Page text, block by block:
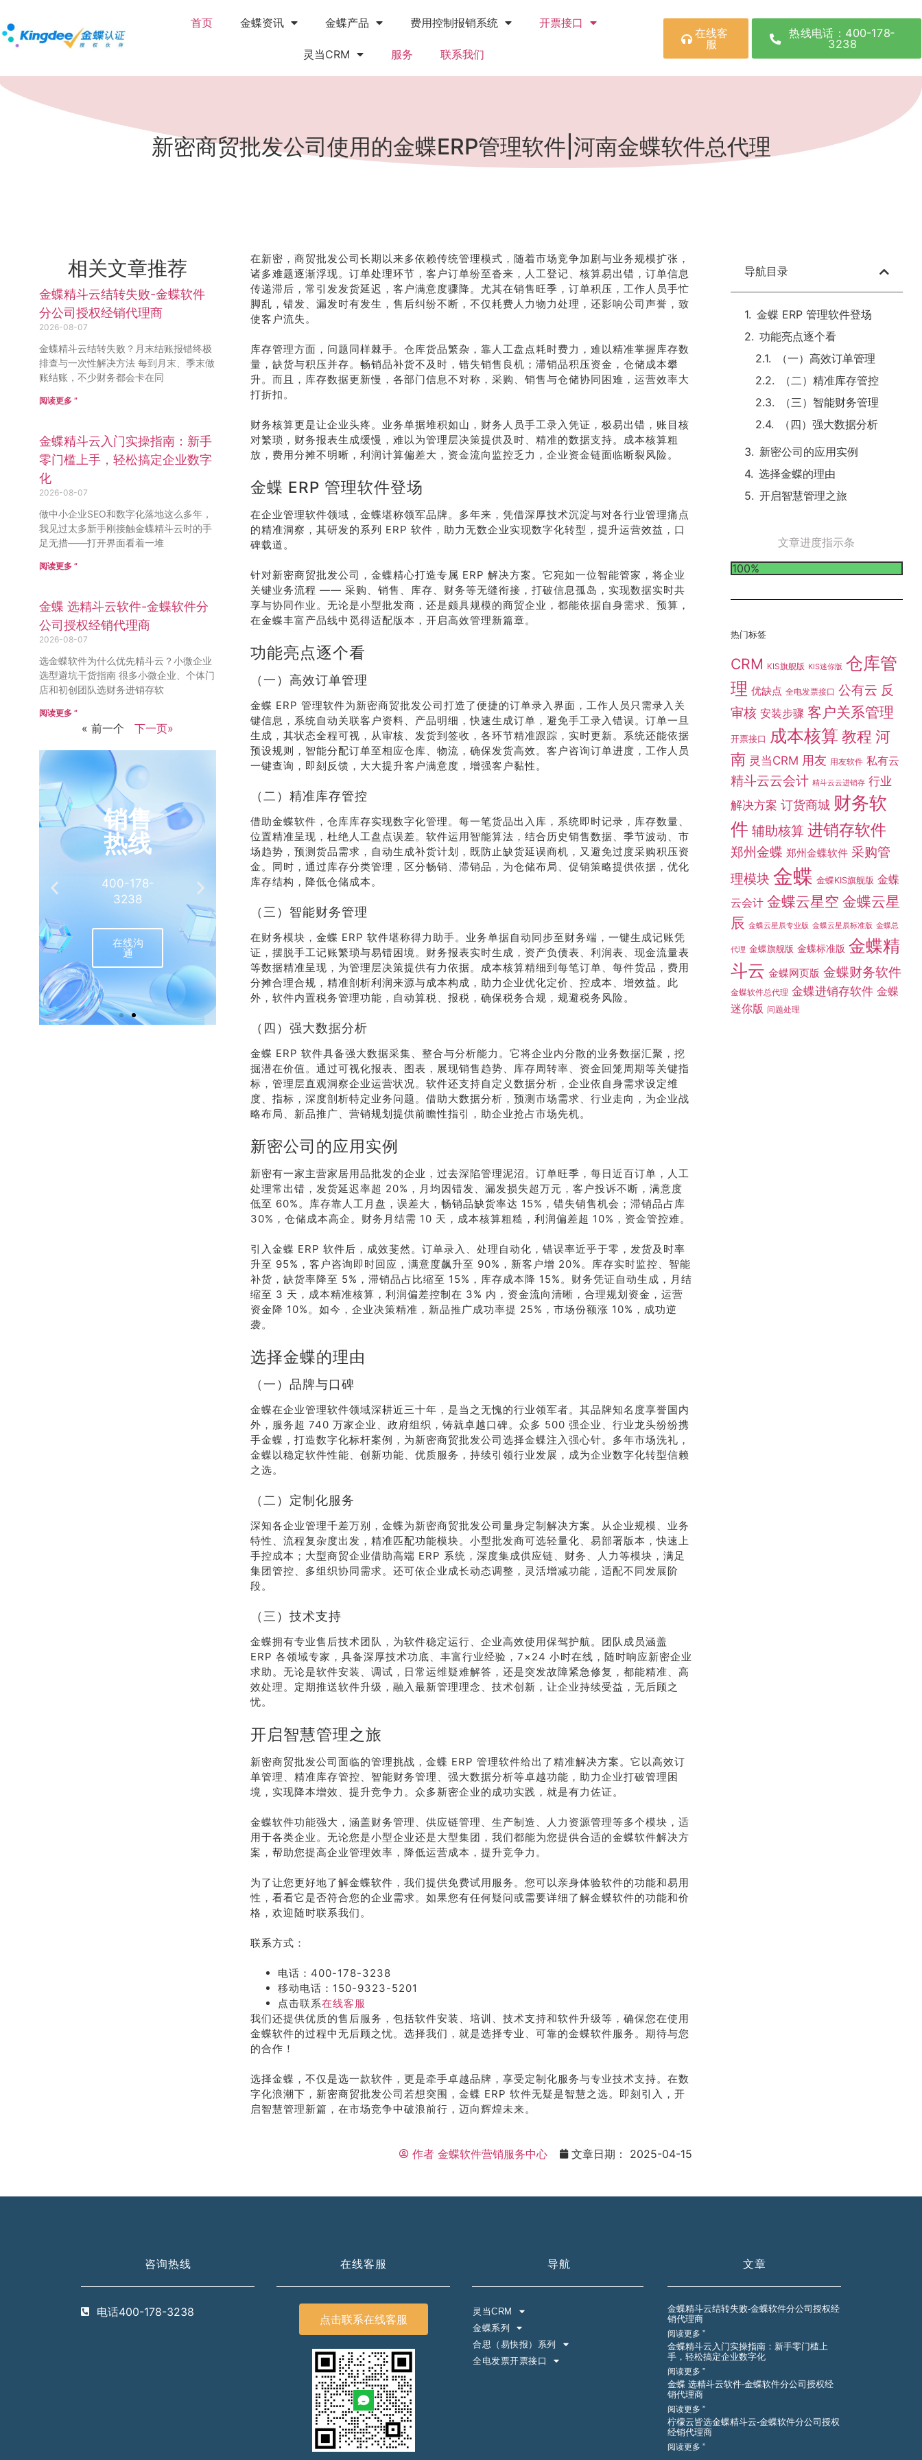
首页 金蝶资讯 金蝶产品 费用控制报销系统 开票接口
灵当CRM 服务 联系我们
在线客
服
热线电话：400-178-
3238
新密商贸批发公司使用的金蝶ERP管理软件|河南金蝶软件总代理
相关文章推荐
金蝶精斗云结转失败-金蝶软件
分公司授权经销代理商
2026-08-07
金蝶精斗云结转失败？月末结账报错终极
排查与一次性解决方法 每到月末、季末做
账结账，不少财务都会卡在同
阅读更多 ”
金蝶精斗云入门实操指南：新手
零门槛上手，轻松搞定企业数字
化
2026-08-07
做中小企业SEO和数字化落地这么多年，
我见过太多新手刚接触金蝶精斗云时的手
足无措——打开界面看着一堆
阅读更多 ”
金蝶 选精斗云软件-金蝶软件分
公司授权经销代理商
2026-08-07
选金蝶软件为什么优先精斗云？小微企业
选型避坑干货指南 很多小微企业、个体门
店和初创团队选财务进销存软
阅读更多 ”
« 前一个 下一页»
销售
热线
400-178-
3238
在线沟
通
推荐
有礼
介绍客户豪礼
联系我
们
销售
热线
在线沟
通
在新密，商贸批发公司长期以来多依赖传统管理模式，随着市场竞争加剧与业务规模扩张，
诸多难题逐渐浮现。订单处理环节，客户订单纷至沓来，人工登记、核算易出错，订单信息
传递滞后，常引发发货延迟，客户满意度骤降。尤其在销售旺季，订单积压，工作人员手忙
脚乱，错发、漏发时有发生，售后纠纷不断，不仅耗费人力物力处理，还影响公司声誉，致
使客户流失。
库存管理方面，问题同样棘手。仓库货品繁杂，靠人工盘点耗时费力，难以精准掌握库存数
量，缺货与积压并存。畅销品补货不及时，错失销售良机；滞销品积压资金，仓储成本攀
升。而且，库存数据更新慢，各部门信息不对称，采购、销售与仓储协同困难，运营效率大
打折扣。
财务核算更是让企业头疼。业务单据堆积如山，财务人员手工录入凭证，极易出错，账目核
对繁琐，财务报表生成缓慢，难以为管理层决策提供及时、精准的数据支持。成本核算粗
放，费用分摊不明晰，利润计算偏差大，资金流向监控乏力，企业资金链面临断裂风险。
金蝶 ERP 管理软件登场
在企业管理软件领域，金蝶堪称领军品牌。多年来，凭借深厚技术沉淀与对各行业管理痛点
的精准洞察，其研发的系列 ERP 软件，助力无数企业实现数字化转型，提升运营效益，口
碑载道。
针对新密商贸批发公司，金蝶精心打造专属 ERP 解决方案。它宛如一位智能管家，将企业
关键业务流程 —— 采购、销售、库存、财务等无缝衔接，打破信息孤岛，实现数据实时共
享与协同作业。无论是小型批发商，还是颇具规模的商贸企业，都能依据自身需求、预算，
在金蝶丰富产品线中觅得适配版本，开启高效管理新篇章。
功能亮点逐个看
（一）高效订单管理
金蝶 ERP 管理软件为新密商贸批发公司打造了便捷的订单录入界面，工作人员只需录入关
键信息，系统自动关联客户资料、产品明细，快速生成订单，避免手工录入错误。订单一旦
生成，其状态全程可视，从审核、发货到签收，各环节精准跟踪，实时更新。系统还能依据
预设规则，智能分配订单至相应仓库、物流，确保发货高效。客户咨询订单进度，工作人员
一键查询，即刻反馈，大大提升客户满意度，增强客户黏性。
（二）精准库存管控
借助金蝶软件，仓库库存实现数字化管理。每一笔货品出入库，系统即时记录，库存数量、
位置精准呈现，杜绝人工盘点误差。软件运用智能算法，结合历史销售数据、季节波动、市
场趋势，预测货品需求，自动生成补货计划，既防止缺货延误商机，又避免过度采购积压资
金。同时，通过库存分类管理，区分畅销、滞销品，为仓储布局、促销策略提供依据，优化
库存结构，降低仓储成本。
（三）智能财务管理
在财务模块，金蝶 ERP 软件堪称得力助手。业务单据自动同步至财务端，一键生成记账凭
证，摆脱手工记账繁琐与易错困境。财务报表实时生成，资产负债表、利润表、现金流量表
等数据精准呈现，为管理层决策提供有力依据。成本核算精细到每笔订单、每件货品，费用
分摊合理合规，精准剖析利润来源与成本构成，助力企业优化定价、控成本、增效益。此
外，软件内置税务管理功能，自动算税、报税，确保税务合规，规避税务风险。
（四）强大数据分析
金蝶 ERP 软件具备强大数据采集、整合与分析能力。它将企业内分散的业务数据汇聚，挖
掘潜在价值。通过可视化报表、图表，展现销售趋势、库存周转率、资金回笼周期等关键指
标，管理层直观洞察企业运营状况。软件还支持自定义数据分析，企业依自身需求设定维
度、指标，深度剖析特定业务问题。借助大数据分析，预测市场需求、行业走向，为企业战
略布局、新品推广、营销规划提供前瞻性指引，助企业抢占市场先机。
新密公司的应用实例
新密有一家主营家居用品批发的企业，过去深陷管理泥沼。订单旺季，每日近百订单，人工
处理常出错，发货延迟率超 20%，月均因错发、漏发损失超万元，客户投诉不断，满意度
低至 60%。库存靠人工月盘，误差大，畅销品缺货率达 15%，错失销售机会；滞销品占库
30%，仓储成本高企。财务月结需 10 天，成本核算粗糙，利润偏差超 10%，资金管控难。
引入金蝶 ERP 软件后，成效斐然。订单录入、处理自动化，错误率近乎于零，发货及时率
升至 95%，客户咨询即时回应，满意度飙升至 90%，新客户增 20%。库存实时监控、智能
补货，缺货率降至 5%，滞销品占比缩至 15%，库存成本降 15%。财务凭证自动生成，月结
缩至 3 天，成本精准核算，利润偏差控制在 3% 内，资金流向清晰，合理规划资金，运营
资金降 10%。如今，企业决策精准，新品推广成功率提 25%，市场份额涨 10%，成功逆
袭。
选择金蝶的理由
（一）品牌与口碑
金蝶在企业管理软件领域深耕近三十年，是当之无愧的行业领军者。其品牌知名度享誉国内
外，服务超 740 万家企业、政府组织，铸就卓越口碑。众多 500 强企业、行业龙头纷纷携
手金蝶，打造数字化标杆案例，为新密商贸批发公司选择金蝶注入强心针。多年市场洗礼，
金蝶以稳定软件性能、创新功能、优质服务，持续引领行业发展，成为企业数字化转型信赖
之选。
（二）定制化服务
深知各企业管理千差万别，金蝶为新密商贸批发公司量身定制解决方案。从企业规模、业务
特性、流程复杂度出发，精准匹配功能模块。小型批发商可选轻量化、易部署版本，快速上
手控成本；大型商贸企业借助高端 ERP 系统，深度集成供应链、财务、人力等模块，满足
集团管控、多组织协同需求。还可依企业成长动态调整，灵活增减功能，适配不同发展阶
段。
（三）技术支持
金蝶拥有专业售后技术团队，为软件稳定运行、企业高效使用保驾护航。团队成员涵盖
ERP 各领域专家，具备深厚技术功底、丰富行业经验，7×24 小时在线，随时响应新密企业
求助。无论是软件安装、调试，日常运维疑难解答，还是突发故障紧急修复，都能精准、高
效处理。定期推送软件升级，融入最新管理理念、技术创新，让企业持续受益，无后顾之
忧。
开启智慧管理之旅
新密商贸批发公司面临的管理挑战，金蝶 ERP 管理软件给出了精准解决方案。它以高效订
单管理、精准库存管控、智能财务管理、强大数据分析等卓越功能，助力企业打破管理困
境，实现降本增效、提升竞争力。众多新密企业的成功实践，就是有力佐证。
金蝶软件功能强大，涵盖财务管理、供应链管理、生产制造、人力资源管理等多个模块，适
用于各类企业。无论您是小型企业还是大型集团，我们都能为您提供合适的金蝶软件解决方
案，帮助您提高企业管理效率，降低运营成本，提升竞争力。
为了让您更好地了解金蝶软件，我们提供免费试用服务。您可以亲身体验软件的功能和易用
性，看看它是否符合您的企业需求。如果您有任何疑问或需要详细了解金蝶软件的功能和价
格，欢迎随时联系我们。
联系方式：
电话：400-178-3238
移动电话：150-9323-5201
点击联系在线客服
我们还提供优质的售后服务，包括软件安装、培训、技术支持和软件升级等，确保您在使用
金蝶软件的过程中无后顾之忧。选择我们，就是选择专业、可靠的金蝶软件服务。期待与您
的合作！
选择金蝶，不仅是选一款软件，更是牵手卓越品牌，享受定制化服务与专业技术支持。在数
字化浪潮下，新密商贸批发公司若想突围，金蝶 ERP 软件无疑是智慧之选。即刻引入，开
启智慧管理新篇，在市场竞争中破浪前行，迈向辉煌未来。
作者金蝶软件营销服务中心 文章日期： 2025-04-15
导航目录
金蝶 ERP 管理软件登场
功能亮点逐个看
（一）高效订单管理
（二）精准库存管控
（三）智能财务管理
（四）强大数据分析
新密公司的应用实例
选择金蝶的理由
开启智慧管理之旅
文章进度指示条
100%
热门标签
CRM KIS旗舰版 KIS迷你版 仓库管
理 优缺点 全电发票接口 公有云 反
审核 安装步骤 客户关系管理
开票接口 成本核算 教程 河
南 灵当CRM 用友 用友软件 私有云
精斗云云会计 精斗云云进销存 行业
解决方案 订货商城 财务软
件 辅助核算 进销存软件
郑州金蝶 郑州金蝶软件 采购管
理模块 金蝶 金蝶KIS旗舰版 金蝶
云会计 金蝶云星空 金蝶云星
辰 金蝶云星辰专业版 金蝶云星辰标准版 金蝶总
代理 金蝶旗舰版 金蝶标准版 金蝶精
斗云 金蝶网页版 金蝶财务软件
金蝶软件总代理 金蝶进销存软件 金蝶
迷你版 问题处理
咨询热线
电话400-178-3238
在线客服
点击联系在线客服
导航
灵当CRM
金蝶系列
合思（易快报）系列
全电发票开票接口
文章
金蝶精斗云结转失败-金蝶软件分公司授权经
销代理商
阅读更多 ”
金蝶精斗云入门实操指南：新手零门槛上
手，轻松搞定企业数字化
阅读更多 ”
金蝶 选精斗云软件-金蝶软件分公司授权经
销代理商
阅读更多 ”
柠檬云皆选金蝶精斗云-金蝶软件分公司授权
经销代理商
阅读更多 ”